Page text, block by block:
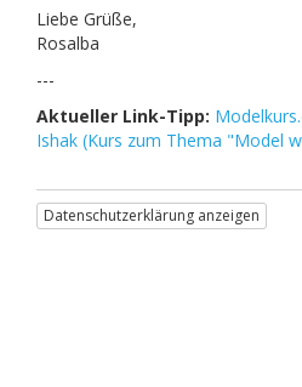
Liebe Grüße,
Rosalba
---
Aktueller Link-Tipp:
Ishak (Kurs zum Thema "Model
Datenschutzerklärung anzeigen